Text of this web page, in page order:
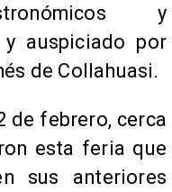
y
auspiciado por
de Collahuasi.
de febrero, cerca
esta feria que
sus anteriores